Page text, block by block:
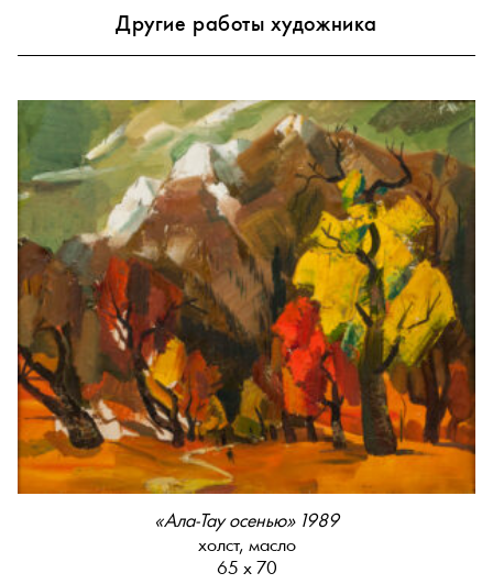
Другие работы художника
«Ала-Тау осенью» 1989
холст, масло
65 х 70